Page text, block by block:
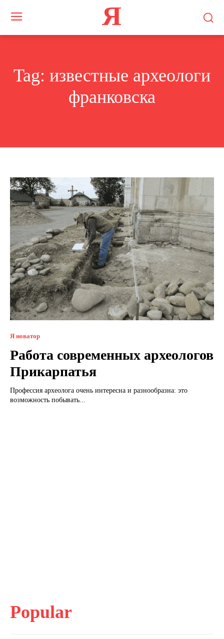
Я
Tag: известные археологи
франковска
Я новатор
Работа современных археологов
Прикарпатья
Профессия археолога очень интересна и разнообразна: это
возможность побывать...
Popular